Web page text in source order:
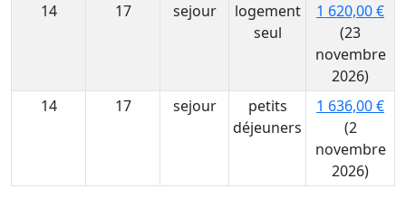
14
17 sejour
logement
seul
1 620,00 €
(23
novembre
2026)
14
17 sejour
petits
déjeuners
1 636,00 €
(2
novembre
2026)